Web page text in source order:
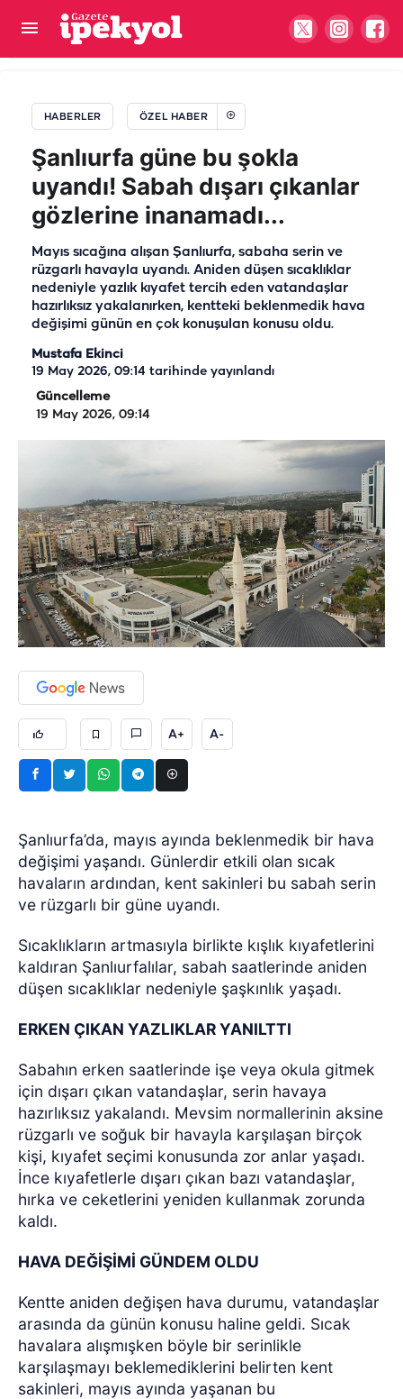
HABERLER ÖZEL HABER
Şanlıurfa güne bu şokla
uyandı! Sabah dışarı çıkanlar
gözlerine inanamadı...
Mayıs sıcağına alışan Şanlıurfa, sabaha serin ve
rüzgarlı havayla uyandı. Aniden düşen sıcaklıklar
nedeniyle yazlık kıyafet tercih eden vatandaşlar
hazırlıksız yakalanırken, kentteki beklenmedik hava
değişimi günün en çok konuşulan konusu oldu.
Mustafa Ekinci
19 May 2026, 09:14 tarihinde yayınlandı
Güncelleme
19 May 2026, 09:14
A+ A-
Şanlıurfa’da, mayıs ayında beklenmedik bir hava
değişimi yaşandı. Günlerdir etkili olan sıcak
havaların ardından, kent sakinleri bu sabah serin
ve rüzgarlı bir güne uyandı.
Sıcaklıkların artmasıyla birlikte kışlık kıyafetlerini
kaldıran Şanlıurfalılar, sabah saatlerinde aniden
düşen sıcaklıklar nedeniyle şaşkınlık yaşadı.
ERKEN ÇIKAN YAZLIKLAR YANILTTI
Sabahın erken saatlerinde işe veya okula gitmek
için dışarı çıkan vatandaşlar, serin havaya
hazırlıksız yakalandı. Mevsim normallerinin aksine
rüzgarlı ve soğuk bir havayla karşılaşan birçok
kişi, kıyafet seçimi konusunda zor anlar yaşadı.
İnce kıyafetlerle dışarı çıkan bazı vatandaşlar,
hırka ve ceketlerini yeniden kullanmak zorunda
kaldı.
HAVA DEĞİŞİMİ GÜNDEM OLDU
Kentte aniden değişen hava durumu, vatandaşlar
arasında da günün konusu haline geldi. Sıcak
havalara alışmışken böyle bir serinlikle
karşılaşmayı beklemediklerini belirten kent
sakinleri, mayıs ayında yaşanan bu
Gaziantep lafla değil icraatla fıstığı sahipleniyor!